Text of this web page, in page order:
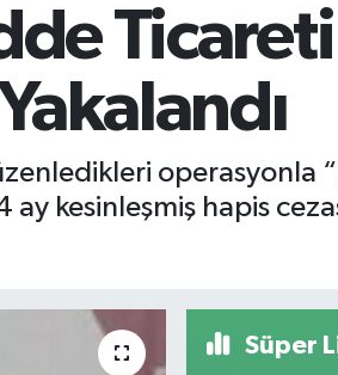
BİST100
13.779
%-14
Ticareti
operasyonla
kesinleşmiş hapis
Süper